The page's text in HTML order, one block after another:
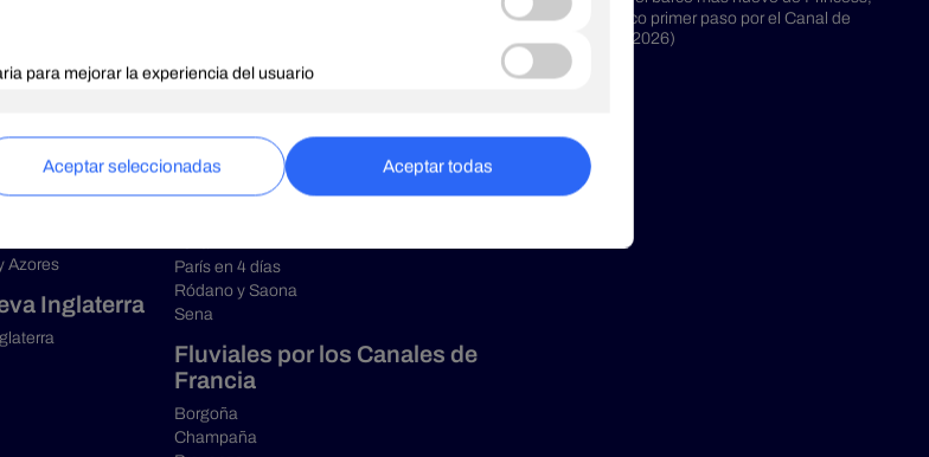
Azores
Inglaterra
Fluviales Sur Europa
Venecia, Canal Biano y Po
Fluviales Francia
París en 4 días
Ródano y Saona
Sena
Fluviales por los Canales de
Francia
Borgoña
Champaña
realiza su histórico primer paso por el Canal de
Panamá (24/04/2026)